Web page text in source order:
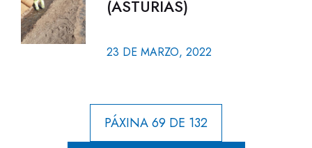
(ASTURIAS)
23 DE MARZO, 2022
PÁXINA 69 DE 132